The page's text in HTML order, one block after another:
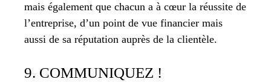
mais également que chacun a à cœur la réussite de
l’entreprise, d’un point de vue financier mais
aussi de sa réputation auprès de la clientèle.
9. COMMUNIQUEZ !